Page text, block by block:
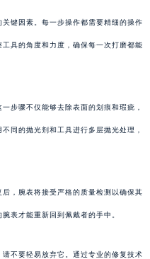
键因素。每一步操作都需要精细的操作
具的角度和力度，确保每一次打磨都能
步骤不仅能够去除表面的划痕和瑕疵，
同的抛光剂和工具进行多层抛光处理，
，腕表将接受严格的质量检测以确保其
表才能重新回到佩戴者的手中。
不要轻易放弃它。通过专业的修复技术